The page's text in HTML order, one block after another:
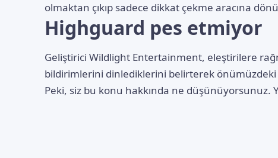
olmaktan çıkıp sadece dikkat çekme aracına
Highguard pes etmiyor
Geliştirici Wildlight Entertainment, eleştirilere
bildirimlerini dinlediklerini belirterek önümüzdeki
Peki, siz bu konu hakkında ne düşünüyorsunuz.